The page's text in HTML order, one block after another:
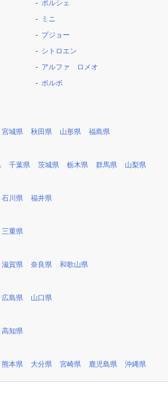
ポルシェ
ミニ
プジョー
シトロエン
アルファ ロメオ
ボルボ
宮城県 秋田県 山形県 福島県
千葉県 茨城県 栃木県 群馬県 山梨県
石川県 福井県
三重県
滋賀県 奈良県 和歌山県
広島県 山口県
高知県
熊本県 大分県 宮崎県 鹿児島県 沖縄県